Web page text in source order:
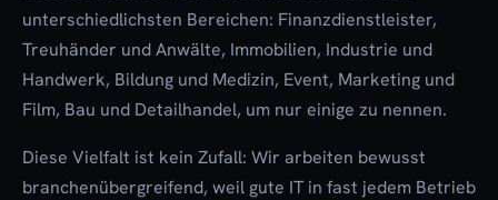
unterschiedlichsten Bereichen: Finanzdienstleister,
Treuhänder und Anwälte, Immobilien, Industrie und
Handwerk, Bildung und Medizin, Event, Marketing und
Film, Bau und Detailhandel, um nur einige zu nennen.
Diese Vielfalt ist kein Zufall: Wir arbeiten bewusst
branchenübergreifend, weil gute IT in fast jedem Betrieb